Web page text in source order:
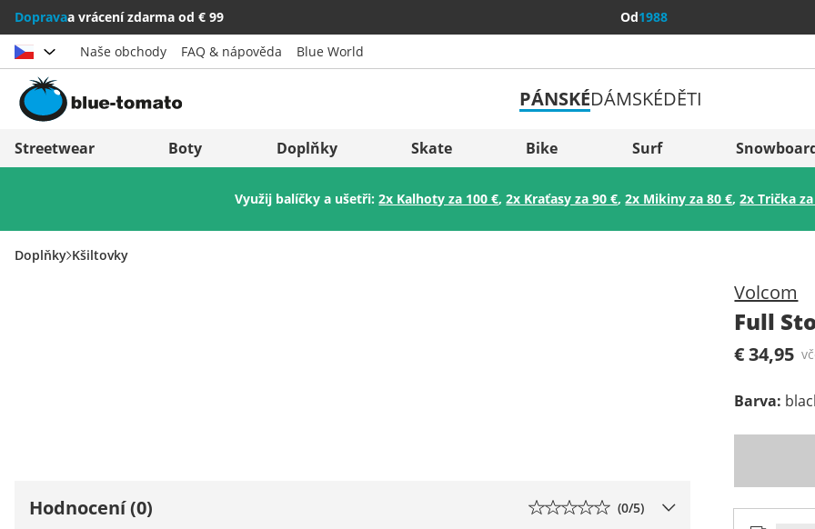
Dopravaa vrácení zdarma od € 99 Od1988
Vybrat zemi
Österreich
Italia (Italiano)
Italien (Deutsch)
Slovenija
België (Nederlands)
Naše obchody FAQ & nápověda Blue World
PÁNSKÉDÁMSKÉDĚTI
Streetwear Boty Doplňky Skate Bike Surf
Využij balíčky a ušetři:2x Kalhoty za 100 €,2x Kraťasy za 90 €,2x Mikiny za 80 €,2x Trička
Doplňky Kšiltovky
Volcom
Full
€ 34,95
Barva:
Hodnocení (0) (0/5)